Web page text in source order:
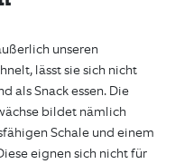
unseren
lässt sie sich nicht
als Snack essen. Die
bildet nämlich
Schale und einem
eignen sich nicht für